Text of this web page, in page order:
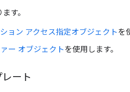
す。
ョン アクセス指定オブジェクトを
ー オブジェクトを使用します。
ート